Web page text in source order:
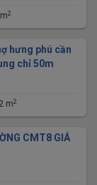
2
hưng phú cần
chỉ 50m
m2
CMT8 GIÁ